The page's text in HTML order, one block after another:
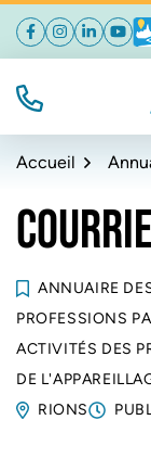
Aller
navigation
Aller
au
Aller
au
de
Facebook
(ouverture dans
Instagram
(ouverture
Linkedin
TÉL.
Accueil
ANNUAIRE
PROFESSIONS
ACTIVITÉS DES
DE
RIONS